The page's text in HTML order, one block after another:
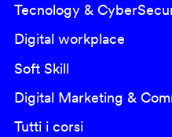
Tecnology &
Digital workplace
Soft Skill
Digital Marketing &
Tutti i corsi